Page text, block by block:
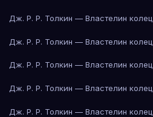
Дж. Р. Р. Толкин — Властелин колец
Дж. Р. Р. Толкин — Властелин колец
Дж. Р. Р. Толкин — Властелин колец
Дж. Р. Р. Толкин — Властелин колец
Дж. Р. Р. Толкин — Властелин колец